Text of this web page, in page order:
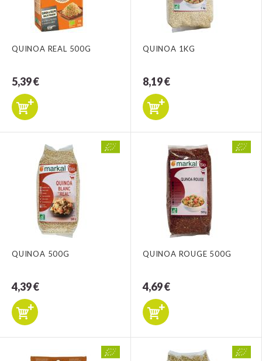
QUINOA REAL 500G
5,39 €
QUINOA 1KG
8,19 €
QUINOA 500G
4,39 €
QUINOA ROUGE 500G
4,69 €